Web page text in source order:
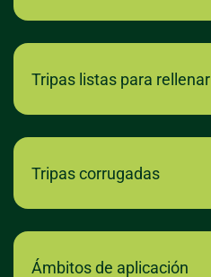
Tripas listas para rellenar
Tripas corrugadas
Ámbitos de aplicación